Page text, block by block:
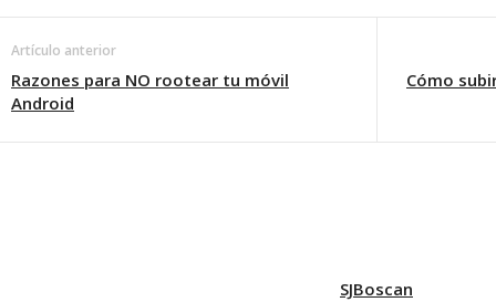
Artículo anterior
Razones para NO rootear tu móvil
Android
Cómo
SJBoscan